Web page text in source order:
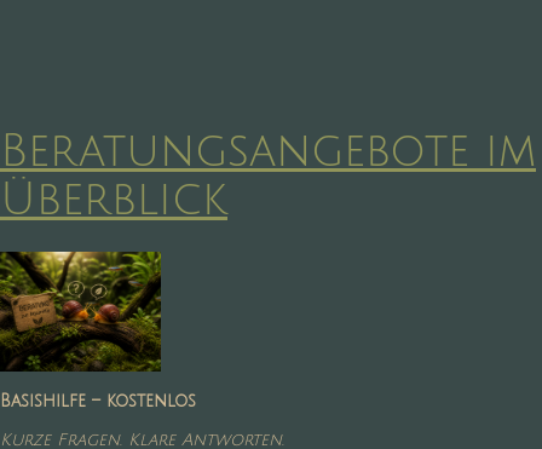
Beratungsangebote im
Überblick
Basishilfe – kostenlos
Kurze Fragen. Klare Antworten.